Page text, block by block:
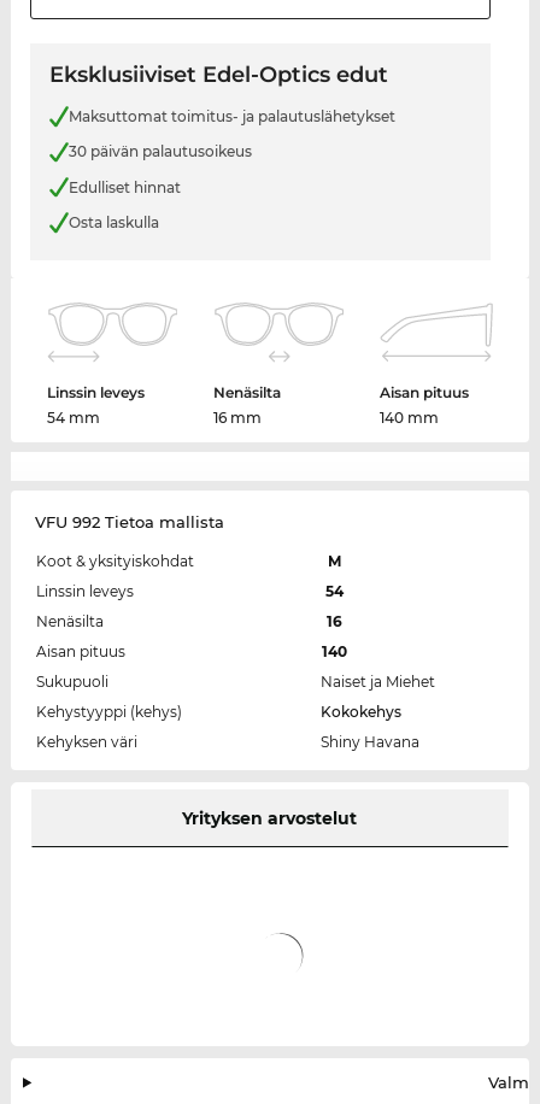
Eksklusiiviset Edel-Optics edut
Maksuttomat toimitus- ja palautuslähetykset
30 päivän palautusoikeus
Edulliset hinnat
Osta laskulla
Linssin leveys
54 mm
Nenäsilta
16 mm
Aisan pituus
140 mm
VFU 992 Tietoa mallista
Koot & yksityiskohdat
M
Linssin leveys
54
Nenäsilta
16
Aisan pituus
140
Sukupuoli
Naiset ja Miehet
Kehystyyppi (kehys)
Kokokehys
Kehyksen väri
Shiny Havana
Yrityksen arvostelut